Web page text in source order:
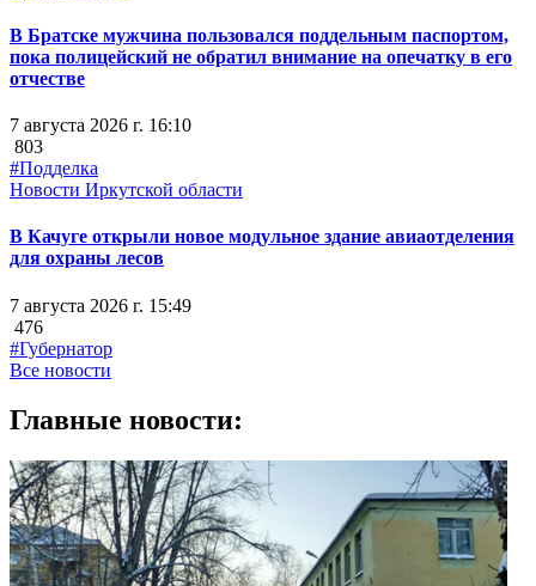
В Братске мужчина пользовался поддельным паспортом,
пока полицейский не обратил внимание на опечатку в его
отчестве
7 августа 2026 г. 16:10
803
#Подделка
Новости Иркутской области
В Качуге открыли новое модульное здание авиаотделения
для охраны лесов
7 августа 2026 г. 15:49
476
#Губернатор
Все новости
Главные новости: